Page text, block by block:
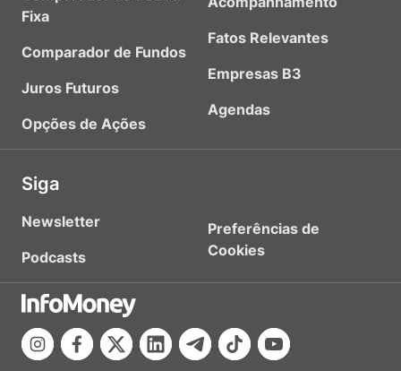
Fixa
Comparador de Fundos
Juros Futuros
Opções de Ações
Fatos Relevantes
Empresas B3
Agendas
Siga
Newsletter
Podcasts
Preferências de
Cookies